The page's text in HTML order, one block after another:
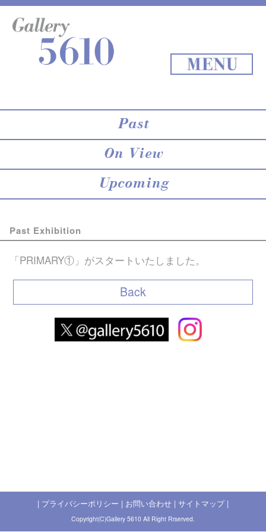
MENU
Exhibition
About 5610
Archives
Map
online store
Staff Blog
Past
On View
Upcoming
Past Exhibition
「PRIMARY①」がスタートいたしました。
Back
| プライバシーポリシー | お問い合わせ | サイトマップ |
Copyright(C)Gallery 5610 All Right Rrserved.